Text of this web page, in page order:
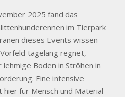
2025 fand das
im Tierpark
dieses Events wissen
tagelang regnet,
Boden in Ströhen in
Eine intensive
hier für Mensch und Material